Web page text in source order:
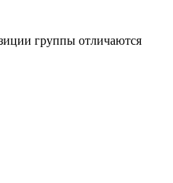
группы отличаются